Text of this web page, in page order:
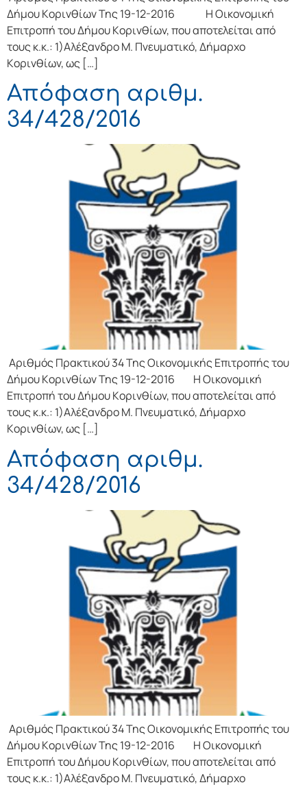
Δήμoυ Κoριvθίωv Της 19-12-2016 Η Οικονομική
Επιτρoπή τoυ Δήμoυ Κoριvθίωv, πoυ απoτελείται από
τoυς κ.κ.: 1)Αλέξανδρο Μ. Πνευματικό, Δήμαρχo
Κoριvθίωv, ως […]
Απόφαση αριθμ.
34/428/2016
Αριθμός Πρακτικού 34 Της Οικονομικής Επιτρoπής τoυ
Δήμoυ Κoριvθίωv Της 19-12-2016 Η Οικονομική
Επιτρoπή τoυ Δήμoυ Κoριvθίωv, πoυ απoτελείται από
τoυς κ.κ.: 1)Αλέξανδρο Μ. Πνευματικό, Δήμαρχo
Κoριvθίωv, ως […]
Απόφαση αριθμ.
34/428/2016
Αριθμός Πρακτικού 34 Της Οικονομικής Επιτρoπής τoυ
Δήμoυ Κoριvθίωv Της 19-12-2016 Η Οικονομική
Επιτρoπή τoυ Δήμoυ Κoριvθίωv, πoυ απoτελείται από
τoυς κ.κ.: 1)Αλέξανδρο Μ. Πνευματικό, Δήμαρχo